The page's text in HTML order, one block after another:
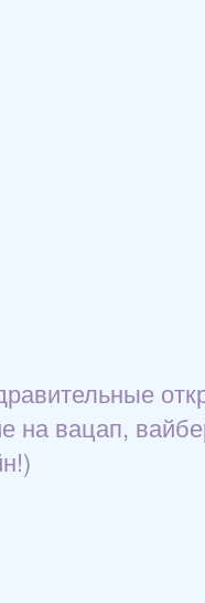
на вацап,